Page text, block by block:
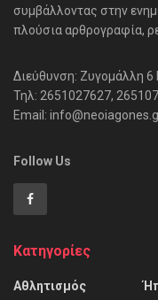
συμβάλλοντας στην
πλούσια αρθρογραφία,
Διεύθυνση: Ζυγομάλλη 6
Τηλ: 2651027627,
Email:
Follow Us
Κατηγορίες
Αθλητισμός